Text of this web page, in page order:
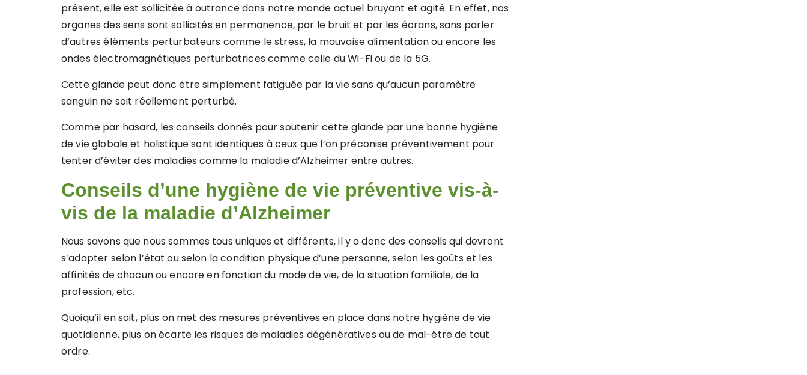
présent, elle est sollicitée à outrance dans notre monde actuel bruyant et agité. En effet, nos
organes des sens sont sollicités en permanence, par le bruit et par les écrans, sans parler
d’autres éléments perturbateurs comme le stress, la mauvaise alimentation ou encore les
ondes électromagnétiques perturbatrices comme celle du Wi-Fi ou de la 5G.
Cette glande peut donc être simplement fatiguée par la vie sans qu’aucun paramètre
sanguin ne soit réellement perturbé.
Comme par hasard, les conseils donnés pour soutenir cette glande par une bonne hygiène
de vie globale et holistique sont identiques à ceux que l’on préconise préventivement pour
tenter d’éviter des maladies comme la maladie d’Alzheimer entre autres.
Conseils d’une hygiène de vie préventive vis-à-
vis de la maladie d’Alzheimer
Nous savons que nous sommes tous uniques et différents, il y a donc des conseils qui devront
s’adapter selon l’état ou selon la condition physique d’une personne, selon les goûts et les
affinités de chacun ou encore en fonction du mode de vie, de la situation familiale, de la
profession, etc.
Quoiqu’il en soit, plus on met des mesures préventives en place dans notre hygiène de vie
quotidienne, plus on écarte les risques de maladies dégénératives ou de mal-être de tout
ordre.